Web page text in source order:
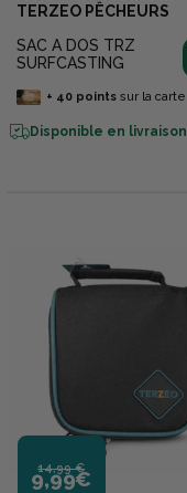
TERZEO PÊCHEURS
SAC A DOS TRZ
SURFCASTING
+ 40pointssur la carte
Disponible en livraison
14,99 €
9,99€